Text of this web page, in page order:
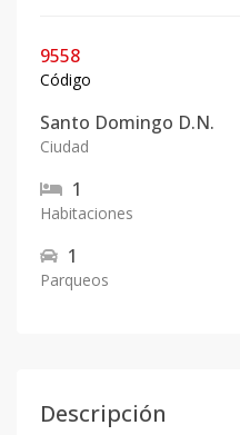
9558
Código
Santo Domingo D.N.
Ciudad
1
Habitaciones
1
Parqueos
Descripción